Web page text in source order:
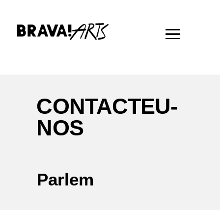
CONTACTEU-
NOS
Parlem